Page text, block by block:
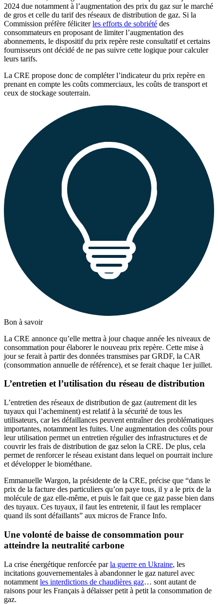
2024 due notamment à l’augmentation des prix du gaz sur le marché
de gros et celle du tarif des réseaux de distribution de gaz. Si la
Commission préfère féliciterles efforts de sobriété des
consommateurs en proposant de limiter l’augmentation des
abonnements, le dispositif du prix repère reste consultatif et certains
fournisseurs ont décidé de ne pas suivre cette logique pour calculer
leurs tarifs.
La CRE propose donc de compléter l’indicateur du prix repère en
prenant en compte les coûts commerciaux, les coûts de transport et
ceux de stockage souterrain.
Bon à savoir
La CRE annonce qu’elle mettra à jour chaque année les niveaux de
consommation pour élaborer le nouveau prix repère. Cette mise à
jour se ferait à partir des données transmises par GRDF, la CAR
(consommation annuelle de référence), et se ferait chaque 1er juillet.
L’entretien et l’utilisation du réseau de distribution
L’entretien des réseaux de distribution de gaz (autrement dit les
tuyaux qui l’acheminent) est relatif à la sécurité de tous les
utilisateurs, car les défaillances peuvent entraîner des problématiques
importantes, notamment les fuites. Une augmentation des coûts pour
leur utilisation permet un entretien régulier des infrastructures et de
couvrir les frais de distribution de gaz selon la CRE. De plus, cela
permet de renforcer le réseau existant dans lequel on pourrait inclure
et développer le biométhane.
Emmanuelle Wargon, la présidente de la CRE, précise que “dans le
prix de la facture des particuliers qu’on paye tous, il y a le prix de la
molécule de gaz elle-même, et puis le fait que ce gaz passe bien dans
des tuyaux. Ces tuyaux, il faut les entretenir, il faut les remplacer
quand ils sont défaillants” aux micros de France Info.
Une volonté de baisse de consommation pour
atteindre la neutralité carbone
La crise énergétique renforcée parla guerre en Ukraine, les
incitations gouvernementales à abandonner le gaz naturel avec
notamment les interdictions de chaudières gaz… sont autant de
raisons pour les Français à délaisser petit à petit la consommation de
gaz.